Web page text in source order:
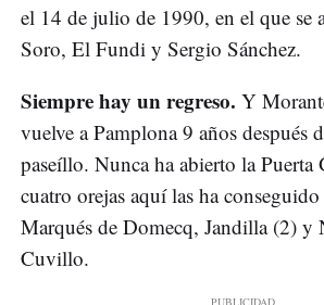
el 14 de julio de 1990, en el que se
Soro, El Fundi y Sergio Sánchez.
Siempre hay un regreso. Y
vuelve a Pamplona 9 años después
paseíllo. Nunca ha abierto la Puerta
cuatro orejas aquí las ha
Marqués de Domecq, Jandilla (2) y
Cuvillo.